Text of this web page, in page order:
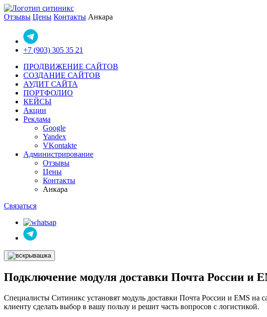
Отзывы Цены Контакты Анкара
+7 (903) 305 35 21
ПРОДВИЖЕНИЕ САЙТОВ
СОЗДАНИЕ САЙТОВ
АУДИТ САЙТА
ПОРТФОЛИО
КЕЙСЫ
Акции
Реклама
Google
Yandex
VKontakte
Администрирование
Отзывы
Цены
Контакты
Анкара
Связаться
Подключение модуля доставки Почта России и
Специалисты Ситиникс установят модуль доставки Почта России и EMS на
клиенту сделать выбор в вашу пользу и решит часть вопросов с логистикой.